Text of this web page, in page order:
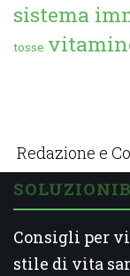
sistema
tosse
Redazione e
Consigli per
stile di vita